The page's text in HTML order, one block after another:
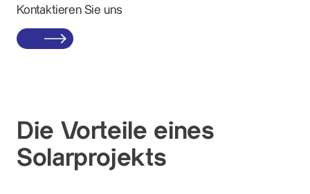
Kontaktieren Sie uns
Die Vorteile eines
Solarprojekts